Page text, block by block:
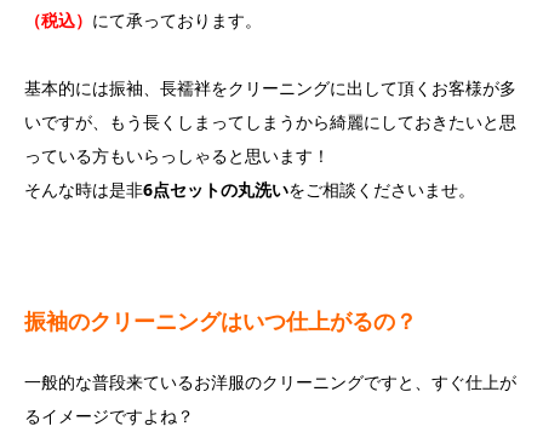
（税込） にて承っております。
基本的には振袖、長襦袢をクリーニングに出して頂くお客様が多
いですが、もう長くしまってしまうから綺麗にしておきたいと思
っている方もいらっしゃると思います！
そんな時は是非6点セットの丸洗いをご相談くださいませ。
振袖のクリーニングはいつ仕上がるの？
一般的な普段来ているお洋服のクリーニングですと、すぐ仕上が
るイメージですよね？